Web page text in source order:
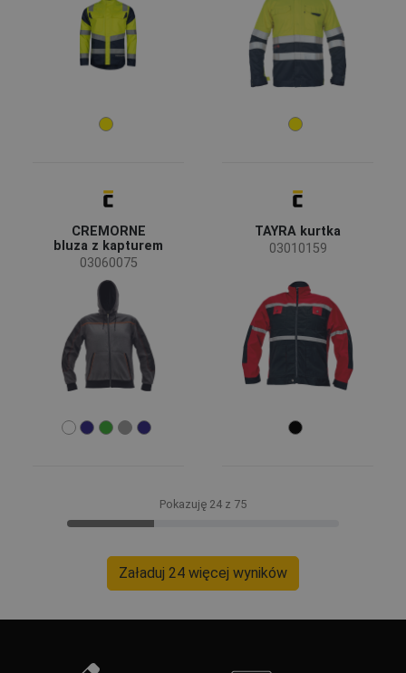
CREMORNE
bluza z kapturem
03060075
TAYRA kurtka
03010159
Pokazuję 24 z 75
Załaduj 24 więcej wyników